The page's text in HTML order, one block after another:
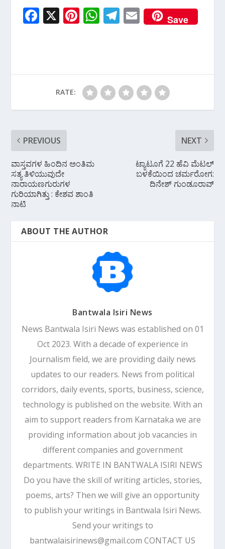
F
o
k
X Pi
st
W
A
p
p
T
a
m
E
m
Save
RATE:
PREVIOUS
ವಾಸ್ತವಗಳ ಹಿಂದಿನ ಅಂತಿಮ
ಸತ್ಯ ತಿಳಿಯುವುದೇ
ನಾರಾಯಣಗುರುಗಳ
ಗುರಿಯಾಗಿತ್ತು : ಕೇಶವ ಶಾಂತಿ
ನಾಟಿ
NEXT
ಟ್ಯಾಟೂಗೆ 22 ಹೆವಿ ಮೆಟಲ್‌
ಬಳಕೆಯಿಂದ ಚರ್ಮರೋಗ:
ದಿನೇಶ್‌ ಗುಂಡೂರಾವ್‌
ABOUT THE AUTHOR
Bantwala Isiri News
News Bantwala Isiri News was established on 01
Oct 2023. With a decade of experience in
Journalism field, we are providing daily news
updates to our readers. News from political
corridors, daily events, sports, business, science,
technology is published on the website. With an
aim to support readers from Karnataka we are
providing information about job vacancies in
different companies and government
departments. WRITE IN BANTWALA ISIRI NEWS
Do you have the skill of writing articles, stories,
poems, arts? Then we will give an opportunity
to publish your writings in Bantwala Isiri News.
Send your writings to
bantwalaisirinews@gmail.com CONTACT US